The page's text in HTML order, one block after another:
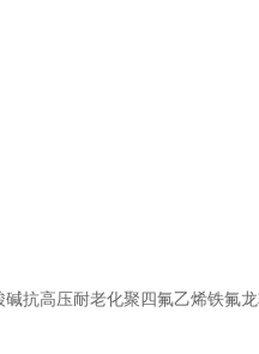
抗高压耐老化聚四氟乙烯铁氟